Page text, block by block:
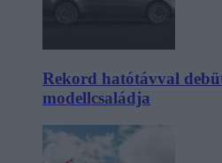
Rekord hatótávval
modellcsaládja